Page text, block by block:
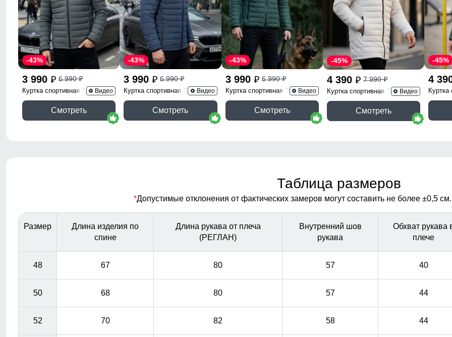
3 990 p 6 990p
-43%
Куртка спортивная 9623_1Kh
Видео
Смотреть
3 990 p 6 990p
-43%
Куртка спортивная 9623_1S
Видео
Смотреть
3 990 p 6 990p
-43%
Куртка спортивная 9625_1Z
Видео
Смотреть
4 390 p 7 990p
-45%
Куртка спортивная 9629_1B
Видео
Смотреть
4
-45%
Куртка
Таблица размеров
*Допустимые отклонения от фактических замеров могут составить не более ±0,5
Размер
Длина изделия по
спине
Длина рукава от плеча
(РЕГЛАН)
Внутренний шов
рукава
Обхват рукава
плече
48 67 80 57 40
50 68 80 57 44
52 70 82 58 44